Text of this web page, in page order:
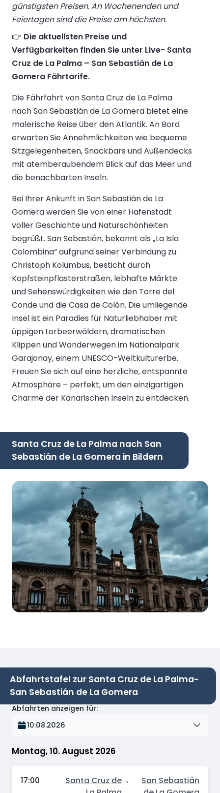
günstigsten Preisen. An Wochenenden und
Feiertagen sind die Preise am höchsten.
👉 Die aktuellsten Preise und
Verfügbarkeiten finden Sie unter Live- Santa
Cruz de La Palma – San Sebastián de La
Gomera Fährtarife.
Die Fährfahrt von Santa Cruz de La Palma
nach San Sebastián de La Gomera bietet eine
malerische Reise über den Atlantik. An Bord
erwarten Sie Annehmlichkeiten wie bequeme
Sitzgelegenheiten, Snackbars und Außendecks
mit atemberaubendem Blick auf das Meer und
die benachbarten Inseln.
Bei Ihrer Ankunft in San Sebastián de La
Gomera werden Sie von einer Hafenstadt
voller Geschichte und Naturschönheiten
begrüßt. San Sebastián, bekannt als „La Isla
Colombina“ aufgrund seiner Verbindung zu
Christoph Kolumbus, besticht durch
Kopfsteinpflasterstraßen, lebhafte Märkte
und Sehenswürdigkeiten wie den Torre del
Conde und die Casa de Colón. Die umliegende
Insel ist ein Paradies für Naturliebhaber mit
üppigen Lorbeerwäldern, dramatischen
Klippen und Wanderwegen im Nationalpark
Garajonay, einem UNESCO-Weltkulturerbe.
Freuen Sie sich auf eine herzliche, entspannte
Atmosphäre – perfekt, um den einzigartigen
Charme der Kanarischen Inseln zu entdecken.
Santa Cruz de La Palma nach San
Sebastián de La Gomera in Bildern
Abfahrtstafel zur Santa Cruz de La Palma-
San Sebastián de La Gomera
Montag, 10. August 2026
Abfahrten anzeigen für:
10.08.2026
17:00
Santa Cruz de→
San Sebastián